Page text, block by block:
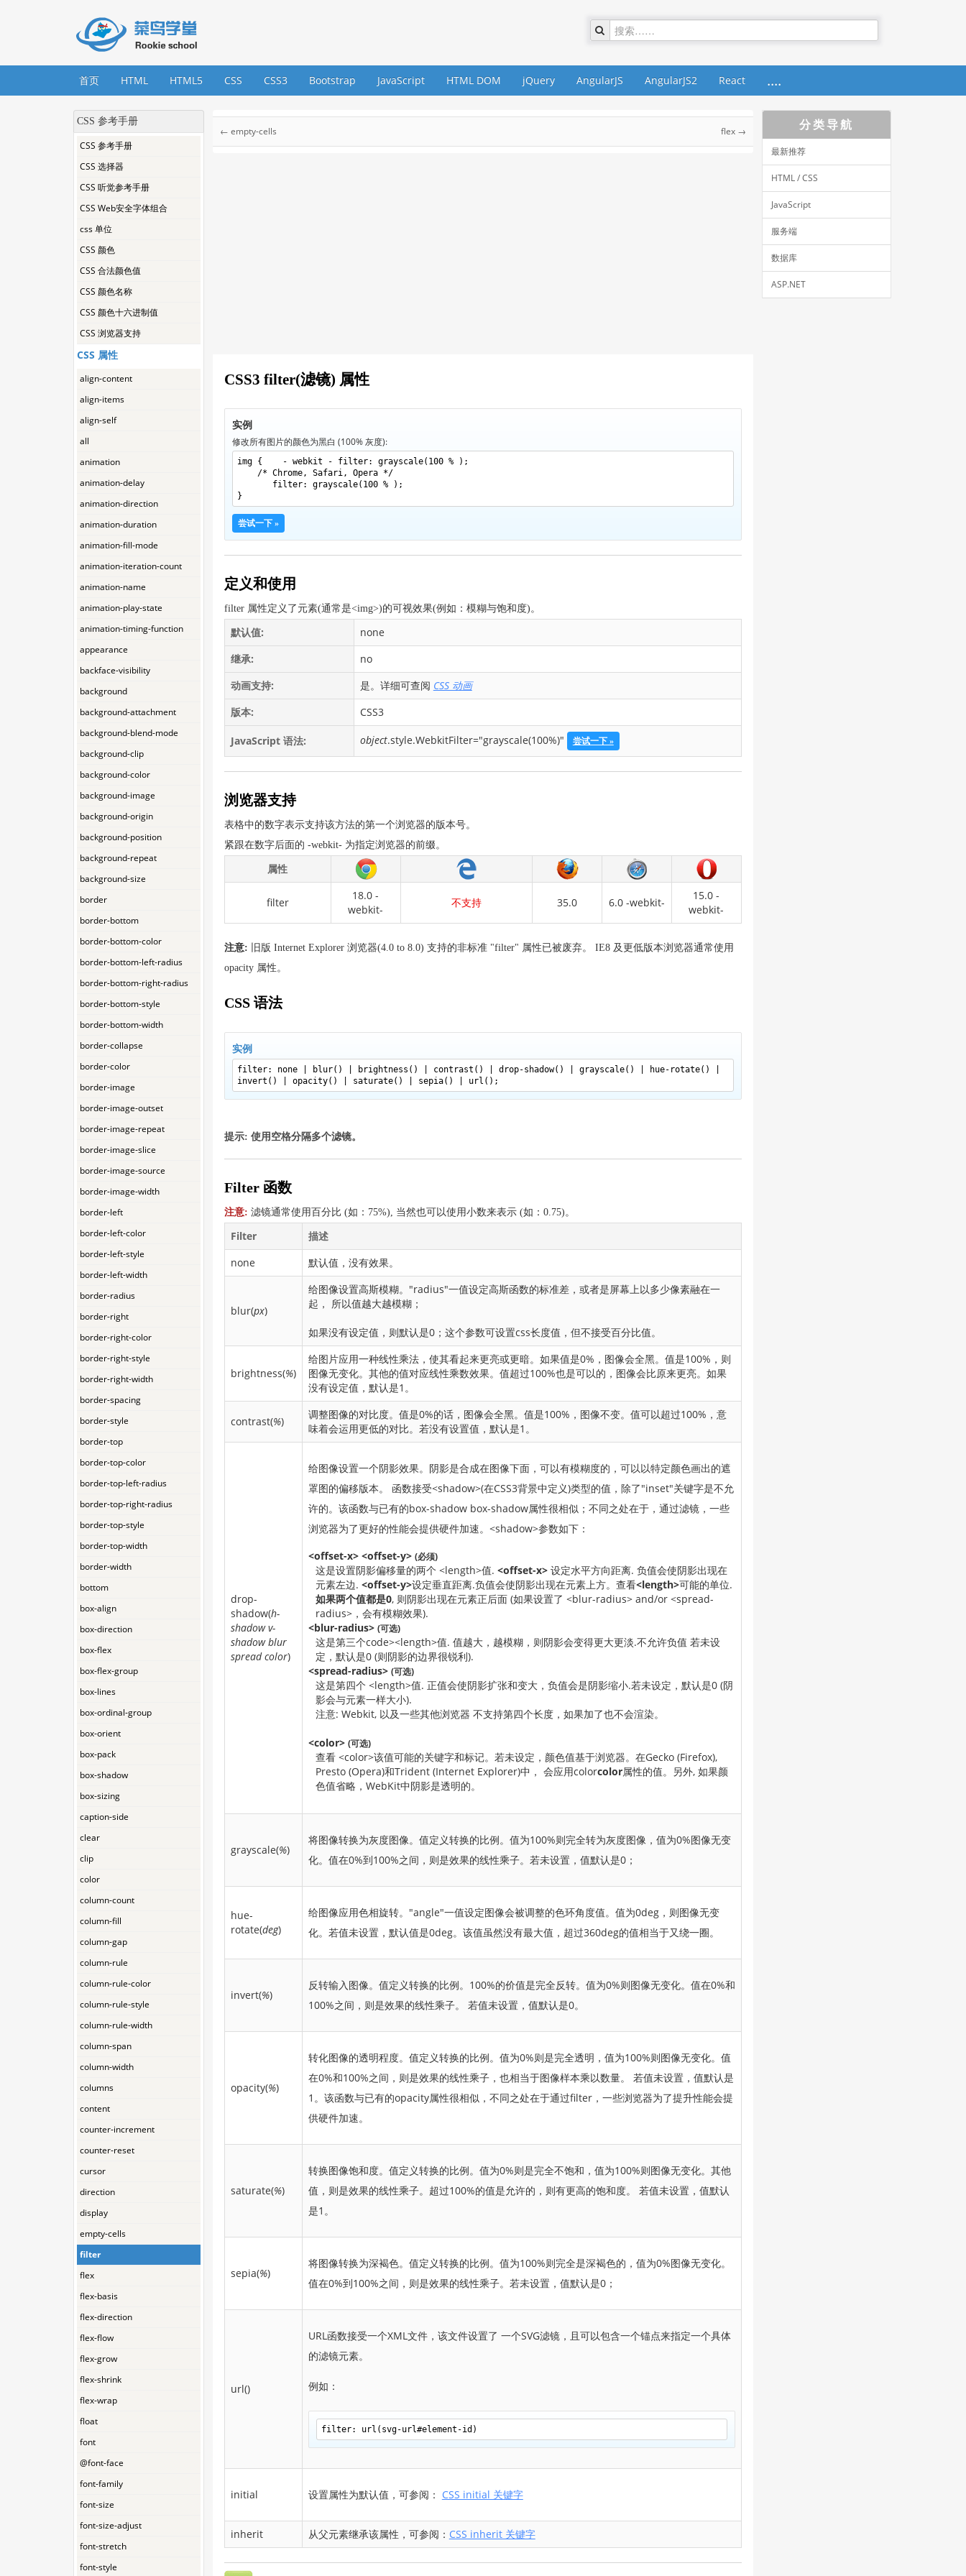
首页 HTML HTML5 CSS CSS3 Bootstrap JavaScript HTML DOM jQuery AngularJS AngularJS2 React ....
CSS 参考手册
CSS 参考手册
CSS 选择器
CSS 听觉参考手册
CSS Web安全字体组合
css 单位
CSS 颜色
CSS 合法颜色值
CSS 颜色名称
CSS 颜色十六进制值
CSS 浏览器支持
CSS 属性
align-content
align-items
align-self
all
animation
animation-delay
animation-direction
animation-duration
animation-fill-mode
animation-iteration-count
animation-name
animation-play-state
animation-timing-function
appearance
backface-visibility
background
background-attachment
background-blend-mode
background-clip
background-color
background-image
background-origin
background-position
background-repeat
background-size
border
border-bottom
border-bottom-color
border-bottom-left-radius
border-bottom-right-radius
border-bottom-style
border-bottom-width
border-collapse
border-color
border-image
border-image-outset
border-image-repeat
border-image-slice
border-image-source
border-image-width
border-left
border-left-color
border-left-style
border-left-width
border-radius
border-right
border-right-color
border-right-style
border-right-width
border-spacing
border-style
border-top
border-top-color
border-top-left-radius
border-top-right-radius
border-top-style
border-top-width
border-width
bottom
box-align
box-direction
box-flex
box-flex-group
box-lines
box-ordinal-group
box-orient
box-pack
box-shadow
box-sizing
caption-side
clear
clip
color
column-count
column-fill
column-gap
column-rule
column-rule-color
column-rule-style
column-rule-width
column-span
column-width
columns
content
counter-increment
counter-reset
cursor
direction
display
empty-cells
filter
flex
flex-basis
flex-direction
flex-flow
flex-grow
flex-shrink
flex-wrap
float
font
@font-face
font-family
font-size
font-size-adjust
font-stretch
font-style
← empty-cells flex →
CSS3 filter(滤镜) 属性
实例
修改所有图片的颜色为黑白 (100% 灰度):
img { - webkit - filter: grayscale(100 % );
/* Chrome, Safari, Opera */
filter: grayscale(100 % );
}
尝试一下 »
定义和使用
filter 属性定义了元素(通常是<img>)的可视效果(例如：模糊与饱和度)。
默认值:
none
继承:
no
动画支持:
是。详细可查阅 CSS 动画
版本:
CSS3
JavaScript 语法: object.style.WebkitFilter="grayscale(100%)" 尝试一下 »
浏览器支持
表格中的数字表示支持该方法的第一个浏览器的版本号。
紧跟在数字后面的 -webkit- 为指定浏览器的前缀。
属性
filter
18.0 -
webkit-
不支持 35.0 6.0 -webkit-
15.0 -
webkit-
注意: 旧版 Internet Explorer 浏览器(4.0 to 8.0) 支持的非标准 "filter" 属性已被废弃。 IE8 及更低版本浏览器通常使用
opacity 属性。
CSS 语法
实例
filter: none | blur() | brightness() | contrast() | drop-shadow() | grayscale() | hue-rotate() |
invert() | opacity() | saturate() | sepia() | url();
提示: 使用空格分隔多个滤镜。
Filter 函数
注意: 滤镜通常使用百分比 (如：75%), 当然也可以使用小数来表示 (如：0.75)。
Filter
描述
none
默认值，没有效果。
blur(px)
给图像设置高斯模糊。"radius"一值设定高斯函数的标准差，或者是屏幕上以多少像素融在一
起， 所以值越大越模糊；
如果没有设定值，则默认是0；这个参数可设置css长度值，但不接受百分比值。
brightness(%)
给图片应用一种线性乘法，使其看起来更亮或更暗。如果值是0%，图像会全黑。值是100%，则
图像无变化。其他的值对应线性乘数效果。值超过100%也是可以的，图像会比原来更亮。如果
没有设定值，默认是1。
contrast(%)
调整图像的对比度。值是0%的话，图像会全黑。值是100%，图像不变。值可以超过100%，意
味着会运用更低的对比。若没有设置值，默认是1。
drop-
shadow(h-
shadow v-
shadow blur
spread color)
给图像设置一个阴影效果。阴影是合成在图像下面，可以有模糊度的，可以以特定颜色画出的遮
罩图的偏移版本。 函数接受<shadow>(在CSS3背景中定义)类型的值，除了"inset"关键字是不允
许的。该函数与已有的box-shadow box-shadow属性很相似；不同之处在于，通过滤镜，一些
浏览器为了更好的性能会提供硬件加速。<shadow>参数如下：
<offset-x> <offset-y> (必须)
这是设置阴影偏移量的两个 <length>值. <offset-x>设定水平方向距离. 负值会使阴影出现在
元素左边. <offset-y>设定垂直距离.负值会使阴影出现在元素上方。查看<length>可能的单位.
如果两个值都是0, 则阴影出现在元素正后面 (如果设置了 <blur-radius>and/or <spread-
radius>， 会有模糊效果).
<blur-radius> (可选)
这是第三个code><length>值. 值越大，越模糊，则阴影会变得更大更淡.不允许负值 若未设
定，默认是0 (则阴影的边界很锐利).
<spread-radius> (可选)
这是第四个 <length>值. 正值会使阴影扩张和变大，负值会是阴影缩小.若未设定，默认是0 (阴
影会与元素一样大小).
注意: Webkit, 以及一些其他浏览器 不支持第四个长度，如果加了也不会渲染。
<color> (可选)
查看 <color>该值可能的关键字和标记。若未设定，颜色值基于浏览器。在Gecko (Firefox),
Presto (Opera)和Trident (Internet Explorer)中， 会应用colorcolor属性的值。另外, 如果颜
色值省略，WebKit中阴影是透明的。
grayscale(%)
将图像转换为灰度图像。值定义转换的比例。值为100%则完全转为灰度图像，值为0%图像无变
化。值在0%到100%之间，则是效果的线性乘子。若未设置，值默认是0；
hue-
rotate(deg)
给图像应用色相旋转。"angle"一值设定图像会被调整的色环角度值。值为0deg，则图像无变
化。若值未设置，默认值是0deg。该值虽然没有最大值，超过360deg的值相当于又绕一圈。
invert(%)
反转输入图像。值定义转换的比例。100%的价值是完全反转。值为0%则图像无变化。值在0%和
100%之间，则是效果的线性乘子。 若值未设置，值默认是0。
opacity(%)
转化图像的透明程度。值定义转换的比例。值为0%则是完全透明，值为100%则图像无变化。值
在0%和100%之间，则是效果的线性乘子，也相当于图像样本乘以数量。 若值未设置，值默认是
1。该函数与已有的opacity属性很相似，不同之处在于通过filter，一些浏览器为了提升性能会提
供硬件加速。
saturate(%)
转换图像饱和度。值定义转换的比例。值为0%则是完全不饱和，值为100%则图像无变化。其他
值，则是效果的线性乘子。超过100%的值是允许的，则有更高的饱和度。 若值未设置，值默认
是1。
sepia(%)
将图像转换为深褐色。值定义转换的比例。值为100%则完全是深褐色的，值为0%图像无变化。
值在0%到100%之间，则是效果的线性乘子。若未设置，值默认是0；
url()
URL函数接受一个XML文件，该文件设置了 一个SVG滤镜，且可以包含一个锚点来指定一个具体
的滤镜元素。
例如：
filter: url(svg-url#element-id)
initial 设置属性为默认值，可参阅： CSS initial 关键字
inherit 从父元素继承该属性，可参阅： CSS inherit 关键字
分类导航
最新推荐
HTML / CSS
JavaScript
服务端
数据库
ASP.NET